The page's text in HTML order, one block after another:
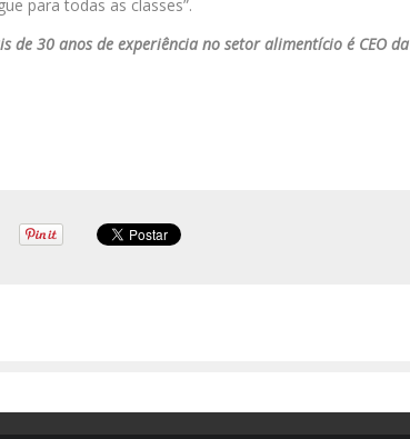
para todas as classes”.
30 anos de experiência no setor alimentício é CEO da